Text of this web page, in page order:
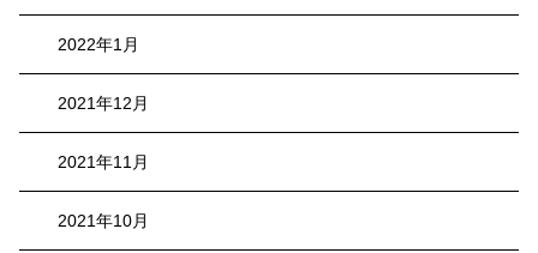
2022年1月
2021年12月
2021年11月
2021年10月